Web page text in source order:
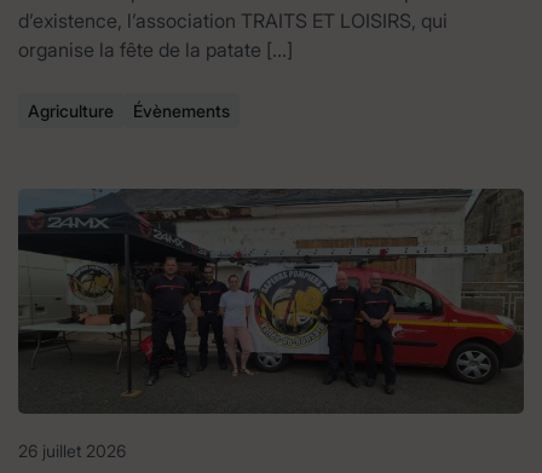
d’existence, l’association TRAITS ET LOISIRS, qui
organise la fête de la patate […]
Agriculture Évènements
26 juillet 2026